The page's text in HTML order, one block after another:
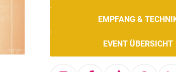
EMPFANG &
EVENT ÜBERSICHT